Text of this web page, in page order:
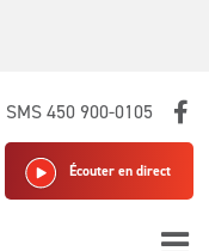
SMS 450 900-0105
Écouter en direct